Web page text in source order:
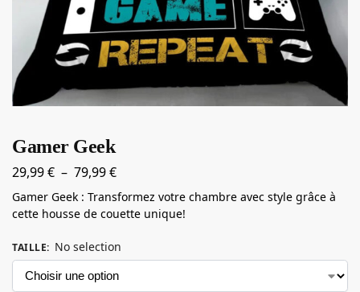
Gamer Geek
29,99€ – 79,99€
Gamer Geek : Transformez votre chambre avec style grâce à
cette housse de couette unique!
TAILLE: No selection